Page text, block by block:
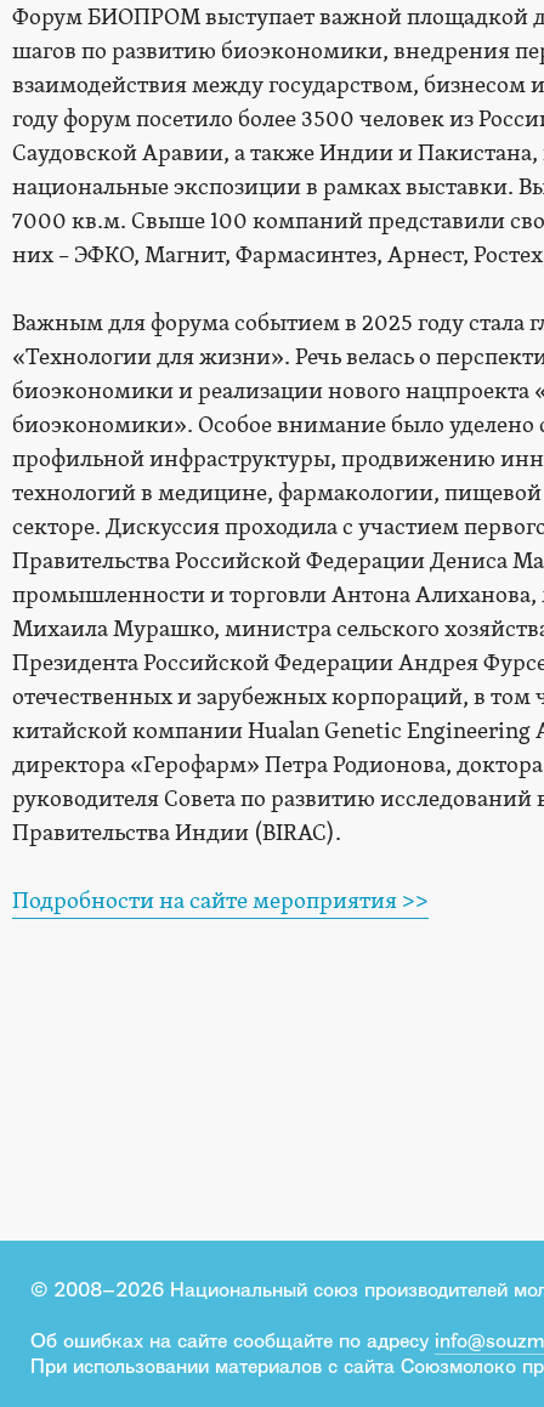
Форум БИОПРОМ выступает важной площадкой
шагов по развитию биоэкономики, внедрения
взаимодействия между государством,
году форум посетило более 3500 человек из
Саудовской Аравии, а также Индии и
национальные экспозиции в рамках выставки.
7000 кв.м. Свыше 100 компаний представили
них – ЭФКО, Магнит, Фармасинтез, Арнест,
Важным для форума событием в 2025 году стала
«Технологии для жизни». Речь велась о
биоэкономики и реализации нового нацпроекта
биоэкономики». Особое внимание было
профильной инфраструктуры, продвижению
технологий в медицине, фармакологии,
секторе. Дискуссия проходила с участием
Правительства Российской Федерации Дениса
промышленности и торговли Антона
Михаила Мурашко, министра сельского
Президента Российской Федерации Андрея
отечественных и зарубежных корпораций, в том
китайской компании Hualan Genetic Engineering
директора «Герофарм» Петра Родионова,
руководителя Совета по развитию исследований
Правительства Индии (BIRAC).
Подробности на сайте мероприятия >>
© 2008–2026 Национальный союз производителей
Об ошибках на сайте сообщайте по адресу
При использовании материалов с сайта Союзмолоко